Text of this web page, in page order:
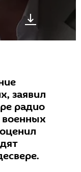
заявил
радио
военных